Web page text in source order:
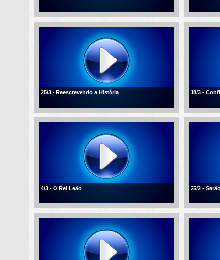
25/3 - Reescrevendo a História 18/3 -
4/3 - O Rei Leão 25/2 -